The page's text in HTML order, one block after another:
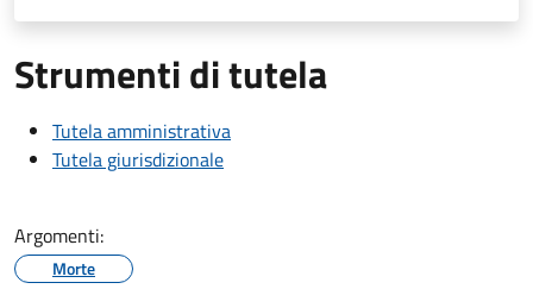
Strumenti di tutela
Tutela amministrativa
Tutela giurisdizionale
Argomenti:
Morte